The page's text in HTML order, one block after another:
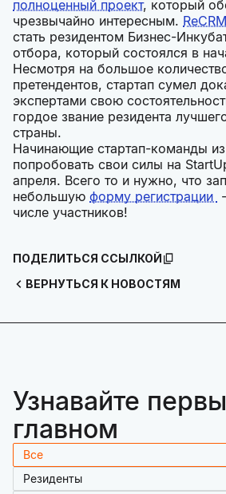
полноценный проект, который
чрезвычайно интересным. ReCRM
стать резидентом Бизнес-
отбора, который состоялся в
Несмотря на большое
претендентов, стартап сумел
экспертами свою
гордое звание резидента
страны.
Начинающие стартап-команды
попробовать свои силы на
апреля. Всего то и нужно, что
небольшую форму регистрации
числе участников!
ВЕРНУТЬСЯ К НОВОСТЯМ
ПОДЕЛИТЬСЯ ССЫЛКОЙ
Узнавайте
главном
Все
Резиденты